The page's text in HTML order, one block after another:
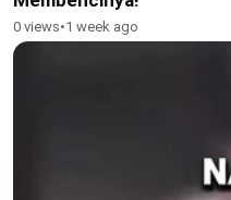
0 views•1 week ago